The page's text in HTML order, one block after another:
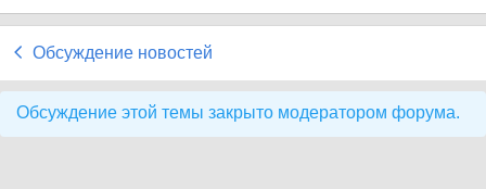
Обсуждение новостей
Обсуждение этой темы закрыто модератором форума.